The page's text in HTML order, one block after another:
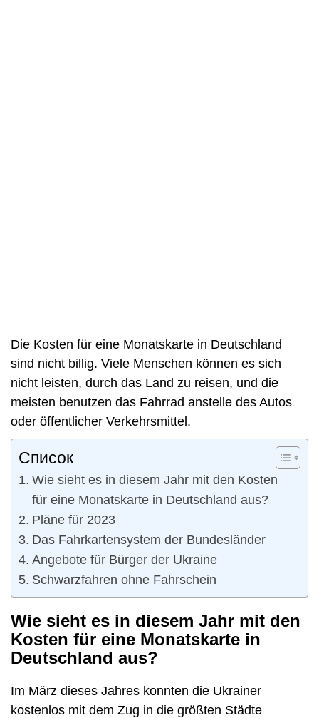
Die Kosten für eine Monatskarte in Deutschland
sind nicht billig. Viele Menschen können es sich
nicht leisten, durch das Land zu reisen, und die
meisten benutzen das Fahrrad anstelle des Autos
oder öffentlicher Verkehrsmittel.
Список
Wie sieht es in diesem Jahr mit den Kosten
für eine Monatskarte in Deutschland aus?
Pläne für 2023
Das Fahrkartensystem der Bundesländer
Angebote für Bürger der Ukraine
Schwarzfahren ohne Fahrschein
Wie sieht es in diesem Jahr mit den
Kosten für eine Monatskarte in
Deutschland aus?
Im März dieses Jahres konnten die Ukrainer
kostenlos mit dem Zug in die größten Städte